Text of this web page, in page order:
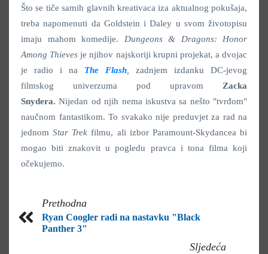
Što se tiče samih glavnih kreativaca iza aktualnog pokušaja,
treba napomenuti da Goldstein i Daley u svom životopisu
imaju mahom komedije. Dungeons & Dragons: Honor
Among Thievesje njihov najskoriji krupni projekat, a dvojac
je radio i na The Flash, zadnjem izdanku DC-jevog
filmskog univerzuma pod upravom Zacka
Snydera.Nijedan od njih nema iskustva sa nešto "tvrđom"
naučnom fantastikom. To svakako nije preduvjet za rad na
jednomStar Trekfilmu, ali izbor Paramount-Skydancea bi
mogao biti znakovit u pogledu pravca i tona filma koji
očekujemo.
Prethodna
Ryan Coogler radi na nastavku "Black
Panther 3"
Sljedeća